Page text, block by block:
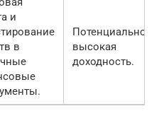
и
в
Потенциально
высокая
доходность.